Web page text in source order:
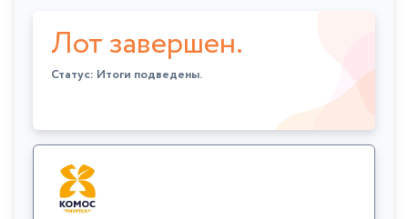
Лот завершен.
Статус: Итоги подведены.